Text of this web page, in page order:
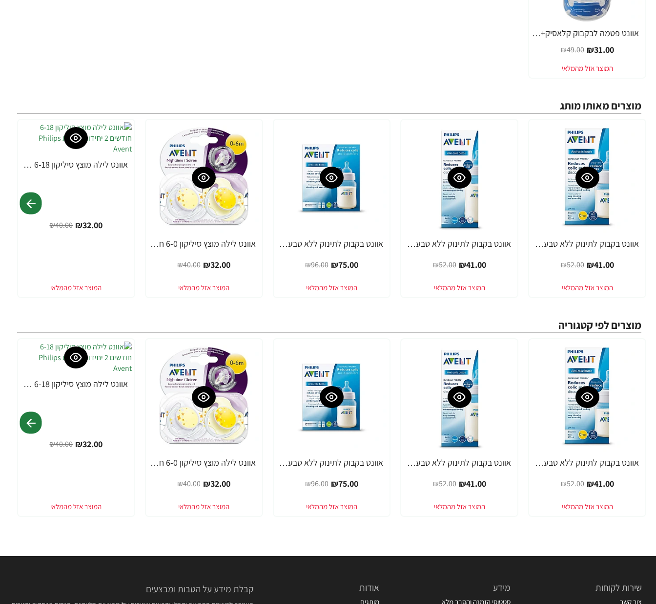
-37%
אוונט פטמה לבקבוק קלאסיק+ זרימה מס' 3 (3 חודשים+) 2 יחידות - מבית Philips Avent
₪31.00
₪49.00
מוצרים מאותו מותג
-21%
אוונט בקבוק לתינוק ללא טבעת 125 מ"ל (0 חודש+) 1 יחידה - מבית Philips Avent
₪41.00
₪52.00
-21%
אוונט בקבוק לתינוק ללא טבעת 260 מ"ל (1 חודש+) 1 יחידה - מבית Philips Avent
₪41.00
₪52.00
-22%
אוונט בקבוק לתינוק ללא טבעת 260 מ"ל ליחידה (1 חודש+) 2 יחידות - מבית Philips Avent
₪75.00
₪96.00
-20%
אוונט לילה מוצץ סיליקון 6-0 חודשים 2 יחידות - מבית Philips Avent
₪32.00
₪40.00
-20% אוונט לילה מוצץ סיליקון 6-18 חודשים 2 יחידות - מבית Philips Avent
₪32.00
₪40.00
מוצרים לפי קטגוריה
-21%
אוונט בקבוק לתינוק ללא טבעת 125 מ"ל (0 חודש+) 1 יחידה - מבית Philips Avent
₪41.00
₪52.00
-21%
אוונט בקבוק לתינוק ללא טבעת 260 מ"ל (1 חודש+) 1 יחידה - מבית Philips Avent
₪41.00
₪52.00
-22%
אוונט בקבוק לתינוק ללא טבעת 260 מ"ל ליחידה (1 חודש+) 2 יחידות - מבית Philips Avent
₪75.00
₪96.00
-20%
אוונט לילה מוצץ סיליקון 6-0 חודשים 2 יחידות - מבית Philips Avent
₪32.00
₪40.00
-20% אוונט לילה מוצץ סיליקון 6-18 חודשים 2 יחידות - מבית Philips Avent
₪32.00
₪40.00
שירות לקוחות
צור קשר
מידע
סטטוסי הזמנה והסבר מלא
אודות
מותגים
קבלת מידע על הטבות ומבצעים